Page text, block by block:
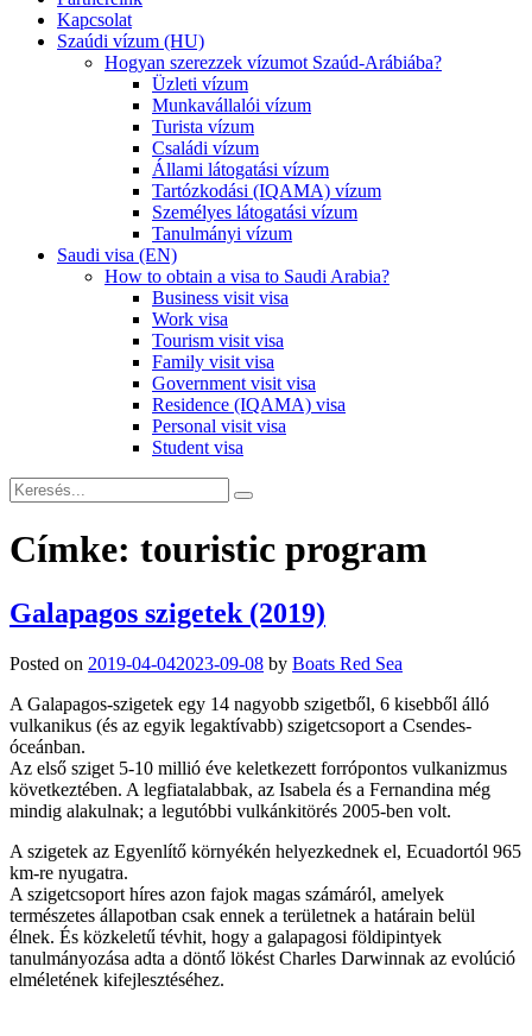
Kapcsolat
Szaúdi vízum (HU)
Hogyan szerezzek vízumot Szaúd-Arábiába?
Üzleti vízum
Munkavállalói vízum
Turista vízum
Családi vízum
Állami látogatási vízum
Tartózkodási (IQAMA) vízum
Személyes látogatási vízum
Tanulmányi vízum
Saudi visa (EN)
How to obtain a visa to Saudi Arabia?
Business visit visa
Work visa
Tourism visit visa
Family visit visa
Government visit visa
Residence (IQAMA) visa
Personal visit visa
Student visa
Címke: touristic program
Galapagos szigetek (2019)
Posted on 2019-04-042023-09-08 by Boats Red Sea
A Galapagos-szigetek egy 14 nagyobb szigetből, 6 kisebből álló
vulkanikus (és az egyik legaktívabb) szigetcsoport a Csendes-
óceánban.
Az első sziget 5-10 millió éve keletkezett forrópontos vulkanizmus
következtében. A legfiatalabbak, az Isabela és a Fernandina még
mindig alakulnak; a legutóbbi vulkánkitörés 2005-ben volt.
A szigetek az Egyenlítő környékén helyezkednek el, Ecuadortól 965
km-re nyugatra.
A szigetcsoport híres azon fajok magas számáról, amelyek
természetes állapotban csak ennek a területnek a határain belül
élnek. És közkeletű tévhit, hogy a galapagosi földipintyek
tanulmányozása adta a döntő lökést Charles Darwinnak az evolúció
elméletének kifejlesztéséhez.